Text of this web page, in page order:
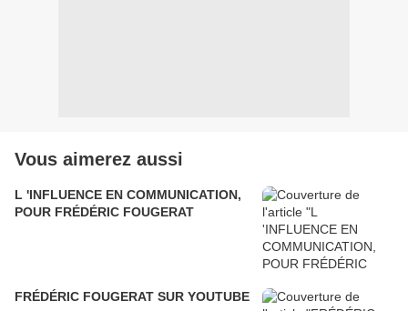
Vous aimerez aussi
L 'INFLUENCE EN COMMUNICATION,
POUR FRÉDÉRIC FOUGERAT
FRÉDÉRIC FOUGERAT SUR YOUTUBE